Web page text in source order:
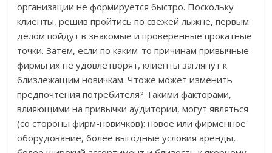
организации не формируется быстро. Поскольку
клиенты, решив пройтись по свежей лыжне, первым
делом пойдут в знакомые и проверенные прокатные
точки. Затем, если по каким-то причинам привычные
фирмы их не удовлетворят, клиенты заглянут к
близлежащим новичкам. Чтоже может изменить
предпочтения потребителя? Такими факторами,
влияющими на привычки аудитории, могут являться
(со стороны фирм-новичков): новое или фирменное
оборудование, более выгодные условия аренды,